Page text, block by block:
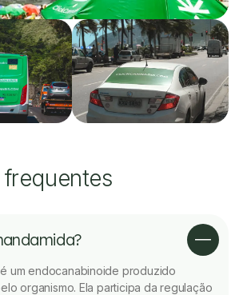
um endocanabinoide produzido
organismo. Ela participa da regulação